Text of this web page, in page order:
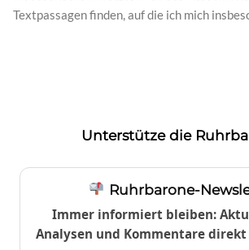
Textpassagen finden, auf die ich mich
Unterstütze die
Ruhrbarone-
Immer informiert bleiben:
Analysen und Kommentare direkt